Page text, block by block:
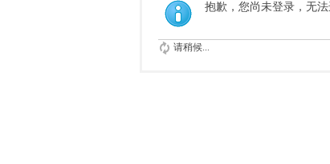
抱歉，您尚未登录，无
请稍候...